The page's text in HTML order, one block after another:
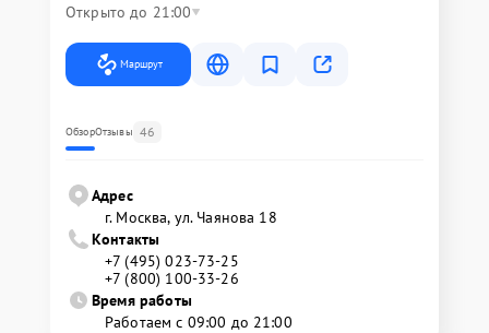
Открыто до 21:00
Маршрут
ОбзорОтзывы 46
Адрес
г. Москва, ул. Чаянова 18
Контакты
+7 (495) 023-73-25
+7 (800) 100-33-26
Время работы
Работаем с 09:00 до 21:00